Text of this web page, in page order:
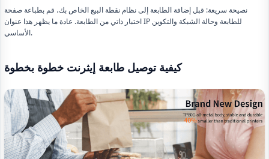
نصيحة سريعة: قبل إضافة الطابعة إلى نظام نقطة البيع الخاص بك، قم بطباعة صفحة
اختبار ذاتي من الطابعة. عادة ما يظهر هذا عنوان IP للطابعة وحالة الشبكة والتكوين
الأساسي.
كيفية توصيل طابعة إيثرنت خطوة بخطوة